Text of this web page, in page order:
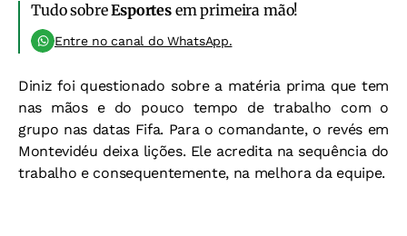
Tudo sobreEsportesem primeira mão!
Entre no canal do WhatsApp.
Diniz foi questionado sobre a matéria prima que tem
nas mãos e do pouco tempo de trabalho com o
grupo nas datas Fifa. Para o comandante, o revés em
Montevidéu deixa lições. Ele acredita na sequência do
trabalho e consequentemente, na melhora da equipe.